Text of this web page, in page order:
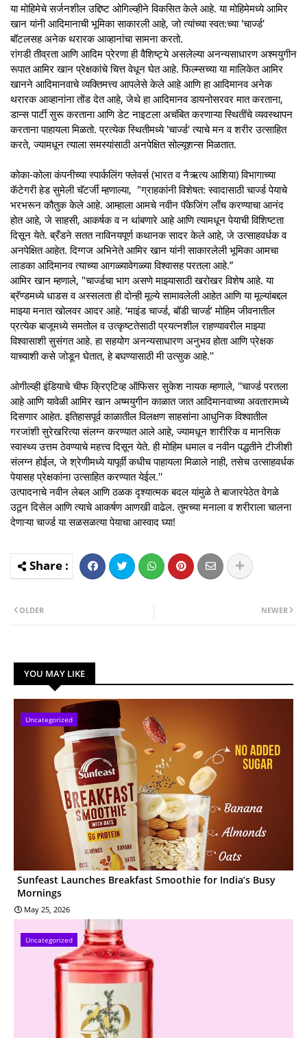
या मोहिमेचे सर्जनशील उद्दिष्ट ओगिल्व्हीने विकसित केले आहे. या मोहिमेमध्‍ये आमिर
खान यांनी आदिमानाची भूमिका साकारली आहे, जो त्‍यांच्‍या स्‍वत:च्‍या 'चार्ज्‍ड'
बॉटलसह अनेक थरारक आव्हानांचा सामना करतो.
रांगडी तीव्रता आणि आदिम प्रेरणा ही वैशिष्ट्ये असलेल्या अनन्यसाधारण अश्मयुगीन
रूपात आमिर खान प्रेक्षकांचे चित्त वेधून घेत आहे. फिल्म्सच्या या मालिकेत आमिर
खानने आदिमानवाचे व्यक्तिमत्त्व आपलेसे केले आहे आणि हा आदिमानव अनेक
थरारक आव्हानांना तोंड देत आहे, जेथे हा आदिमानव डायनोसरवर मात करताना,
डान्स पार्टी सुरू करताना आणि डेट नाइटला अचंबित करणाऱ्या स्थितींचे व्‍यवस्‍थापन
करताना पाहायला मिळतो. प्रत्‍येक स्थितीमध्‍ये 'चार्ज्‍ड' त्‍याचे मन व शरीर उत्‍साहित
करते, ज्‍यामधून त्‍याला समस्‍यांसाठी अनपेक्षित सोल्‍यूशन्‍स मिळतात.
कोका-कोला कंपनीच्या स्पार्कलिंग फ्लेवर्स (भारत व नैऋत्य आशिया) विभागाच्या
कॅटेगरी हेड सुमेली चॅटर्जी म्हणाल्या, "ग्राहकांनी विशेषत: स्‍वादासाठी चार्ज्ड पेयाचे
भरभरून कौतुक केले आहे. आम्‍हाला आमचे नवीन पॅकेजिंग लाँच करण्‍याचा आनंद
होत आहे, जे साहसी, आकर्षक व न थांबणारे आहे आणि त्‍यामधून पेयाची विशिष्‍टता
दिसून येते. ब्रँडने सतत नाविनयपूर्ण कथानक सादर केले आहे, जे उत्‍साहवर्धक व
अनपेक्षित आहेत. दिग्‍गज अभिनेते आमिर खान यांनी साकारलेली भूमिका आमचा
लाडका आदिमानव त्‍याच्‍या आगळ्यावेगळ्या विश्‍वासह परतला आहे.”
आमिर खान म्हणाले, "चार्ज्डचा भाग असणे माझ्यासाठी खरोखर विशेष आहे. या
ब्रॅण्डमध्ये धाडस व अस्सलता ही दोन्ही मूल्ये सामावलेली आहेत आणि या मूल्यांबद्दल
माझ्या मनात खोलवर आदर आहे. ‘माइंड चार्ज्ड, बॉडी चार्ज्ड’ मोहिम जीवनातील
प्रत्येक बाजूमध्ये समतोल व उत्कृष्टतेसाठी प्रयत्नशील राहण्यावरील माझ्या
विश्वासाशी सुसंगत आहे. हा सहयोग अनन्यसाधारण अनुभव होता आणि प्रेक्षक
याच्याशी कसे जोडून घेतात, हे बघण्यासाठी मी उत्सुक आहे.''
ओगील्‍व्‍ही इंडियाचे चीफ क्रिएटिव्‍ह ऑफिसर सुकेश नायक म्‍हणाले, ''चार्ज्‍ड परतला
आहे आणि यावेळी आमिर खान अष्‍मयुगीन काळात जात आदिमानवाच्‍या अवतारामध्‍ये
दिसणार आहेत. इतिहासपूर्व काळातील विलक्षण साहसांना आधुनिक विश्‍वातील
गरजांशी सुरेखरित्‍या संलग्‍न करण्‍यात आले आहे, ज्‍यामधून शारीरिक व मानसिक
स्‍वास्‍थ्‍य उत्तम ठेवण्‍याचे महत्त्व दिसून येते. ही मोहिम धमाल व नवीन पद्धतीने टीजीशी
संलग्‍न होईल, जे श्रेणीमध्‍ये यापूर्वी कधीच पाहायला मिळाले नाही, तसेच उत्‍साहवर्धक
पेयासह प्रेक्षकांना उत्‍साहित करण्‍यात येईल.''
उत्पादनाचे नवीन लेबल आणि ठळक दृश्यात्मक बदल यांमुळे ते बाजारपेठेत वेगळे
उठून दिसेल आणि त्याचे आकर्षण आणखी वाढेल. तुमच्या मनाला व शरीराला चालना
देणाऱ्या चार्ज्ड या सळसळत्या पेयाचा आस्‍वाद घ्या!
NEWER
OLDER
YOU MAY LIKE
Uncategorized
Sunfeast Launches Breakfast Smoothie for India’s Busy
Mornings
May 25, 2026
Uncategorized